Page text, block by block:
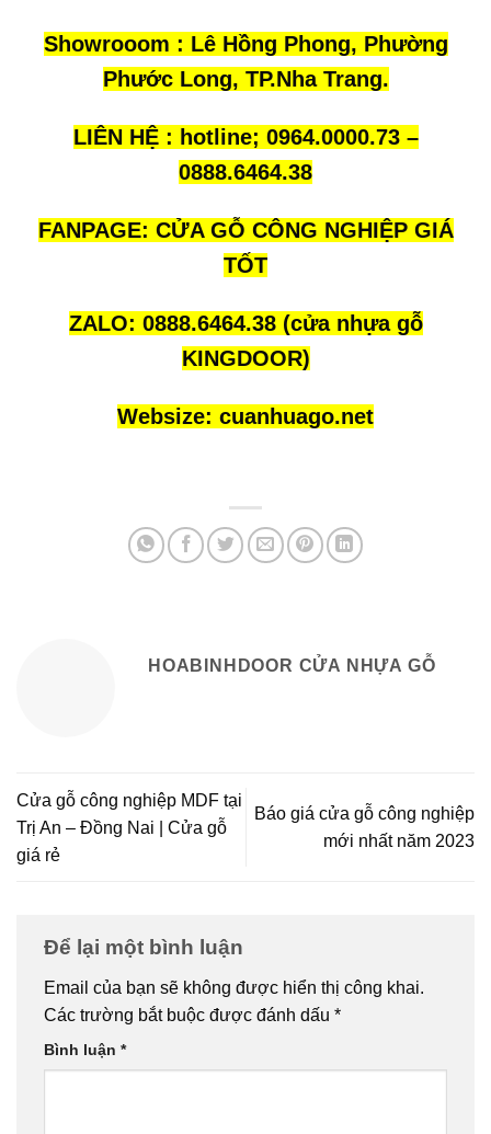
Showrooom : Lê Hồng Phong, Phường
Phước Long, TP.Nha Trang.
LIÊN HỆ : hotline; 0964.0000.73 –
0888.6464.38
FANPAGE: CỬA GỖ CÔNG NGHIỆP GIÁ
TỐT
ZALO: 0888.6464.38(cửa nhựa gỗ
KINGDOOR)
Websize: cuanhuago.net
HOABINHDOOR CỬA NHỰA GỖ
Cửa gỗ công nghiệp MDF tại
Trị An – Đồng Nai | Cửa gỗ
giá rẻ
Báo giá cửa gỗ công nghiệp
mới nhất năm 2023
Để lại một bình luận
Email của bạn sẽ không được hiển thị công khai.
Các trường bắt buộc được đánh dấu *
Bình luận *